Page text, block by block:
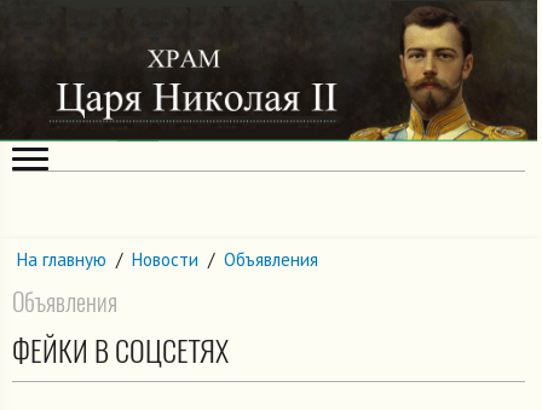
На главную / Новости / Объявления
Объявления
ФЕЙКИ В СОЦСЕТЯХ